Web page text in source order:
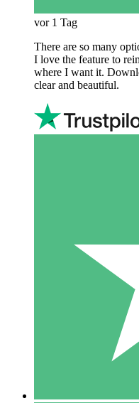
vor 1 Tag
There are so many
I love the feature to
where I want it.
clear and beautiful.